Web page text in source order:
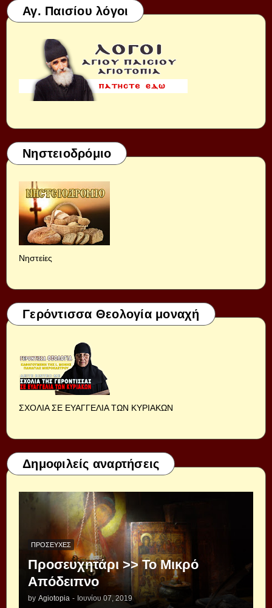
Αγ. Παισίου λόγοι
Νηστειοδρόμιο
Νηστείες
Γερόντισσα Θεολογία μοναχή
ΣΧΟΛΙΑ ΣΕ ΕΥΑΓΓΕΛΙΑ ΤΩΝ ΚΥΡΙΑΚΩΝ
Δημοφιλείς αναρτήσεις
ΠΡΟΣΕΥΧΈΣ
Προσευχητάρι >> Το Μικρό
Απόδειπνο
by Agiotopia - Ιουνίου 07, 2019